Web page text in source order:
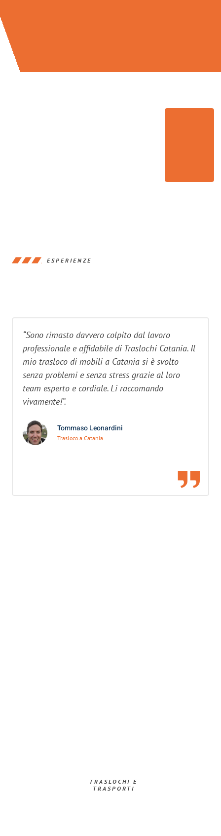
ESPERIENZE
“Sono rimasto davvero colpito dal lavoro
professionale e affidabile di Traslochi Catania. Il
mio trasloco di mobili a Catania si è svolto
senza problemi e senza stress grazie al loro
team esperto e cordiale. Li raccomando
vivamente!”.
Tommaso Leonardini
Trasloco a Catania
TRASLOCHI E
TRASPORTI​